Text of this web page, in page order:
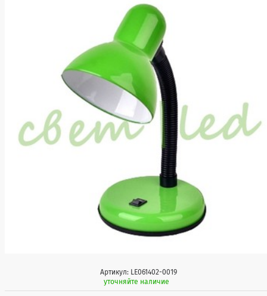
Артикул: LE061402-0019
уточняйте наличие